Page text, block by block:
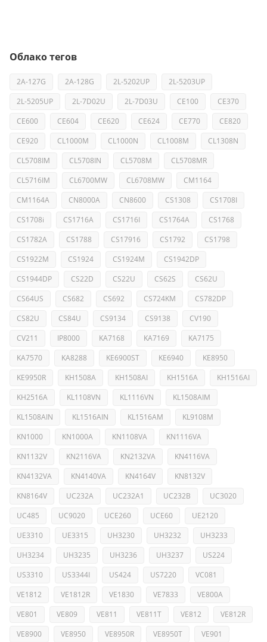
Облако тегов
2A-127G 2A-128G 2L-5202UP
2L-5203UP
2L-5205UP
2L-7D02U 2L-7D03U CE100
CE370
CE600
CE604 CE620 CE624 CE770
CE820
CE920
CL1000M CL1000N CL1008M
CL1308N
CL5708IM
CL5708IN CL5708M
CL5708MR
CL5716IM
CL6700MW CL6708MW
CM1164
CM1164A
CN8000A CN8600 CS1308
CS1708I
CS1708i
CS1716A CS1716I CS1764A
CS1768
CS1782A
CS1788 CS17916 CS1792
CS1798
CS1922M
CS1924 CS1924M
CS1942DP
CS1944DP
CS22D CS22U CS62S
CS62U
CS64US
CS682 CS692 CS724KM
CS782DP
CS82U
CS84U CS9134 CS9138
CV190
CV211
IP8000 KA7168 KA7169
KA7175
KA7570
KA8288 KE6900ST KE6940
KE8950
KE9950R
KH1508A KH1508AI KH1516A
KH1516AI
KH2516A
KL1108VN KL1116VN
KL1508AIM
KL1508AIN
KL1516AIN KL1516AM
KL9108M
KN1000
KN1000A KN1108VA
KN1116VA
KN1132V
KN2116VA KN2132VA
KN4116VA
KN4132VA
KN4140VA KN4164V
KN8132V
KN8164V
UC232A UC232A1 UC232B
UC3020
UC485
UC9020 UCE260 UCE60
UE2120
UE3310
UE3315 UH3230 UH3232
UH3233
UH3234
UH3235 UH3236 UH3237
US224
US3310
US3344I US424 US7220
VC081
VE1812
VE1812R VE1830 VE7833
VE800A
VE801
VE809 VE811 VE811T VE812
VE812R
VE8900
VE8950 VE8950R VE8950T
VE901